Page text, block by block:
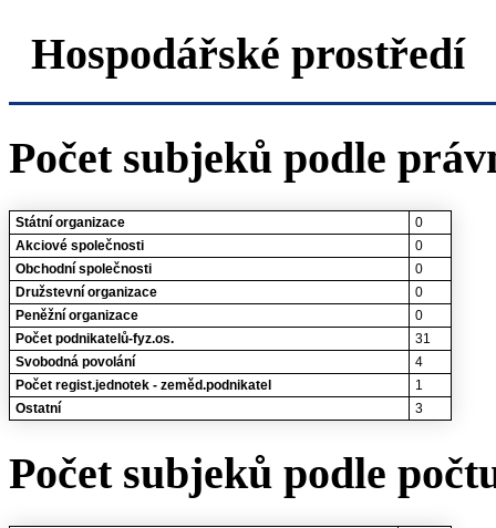
Hospodářské prostředí
Počet subjeků podle
Státní organizace
0
Akciové společnosti
0
Obchodní společnosti
0
Družstevní organizace
0
Peněžní organizace
0
Počet podnikatelů-fyz.os.
31
Svobodná povolání
4
Počet regist.jednotek - zeměd.podnikatel
1
Ostatní
3
Počet subjeků podle